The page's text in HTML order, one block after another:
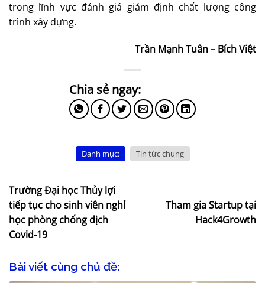
trong lĩnh vực đánh giá giám định chất lượng công
trình xây dựng.
Trần Mạnh Tuân – Bích Việt
Danh mục: Tin tức chung
Trường Đại học Thủy lợi
tiếp tục cho sinh viên nghỉ
học phòng chống dịch
Covid-19
Tham gia Startup tại
Hack4Growth
Bài viết cùng chủ đề: